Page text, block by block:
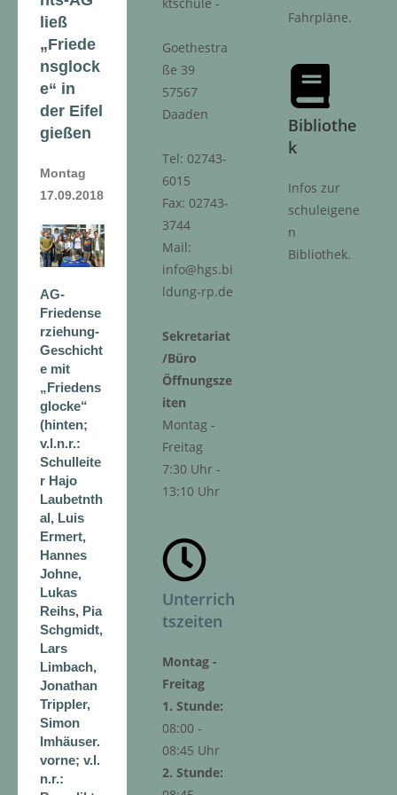
Goethestra
ße 39
57567
Daaden
Tel: 02743-
6015
Fax: 02743-
3744
Mail:
info@hgs.bi
ldung-rp.de
Sekretariat
/Büro
Öffnungsze
iten
Montag -
Freitag
7:30 Uhr -
13:10 Uhr
Unterrich
tszeiten
Montag -
Freitag
1. Stunde:
08:00 -
08:45 Uhr
2. Stunde:
ließ
„Friede
nsglock
e“ in
der Eifel
gießen
Montag
17.09.2018
AG-
Friedense
rziehung-
Geschicht
e mit
„Friedens
glocke“
(hinten;
v.l.n.r.:
Schulleite
r Hajo
Laubetnth
al, Luis
Ermert,
Hannes
Johne,
Lukas
Reihs, Pia
Schgmidt,
Lars
Limbach,
Jonathan
Trippler,
Simon
Imhäuser.
vorne; v.l.
n.r.:
Fahrpläne.
Bibliothe
k
Infos zur
schuleigene
n
Bibliothek.